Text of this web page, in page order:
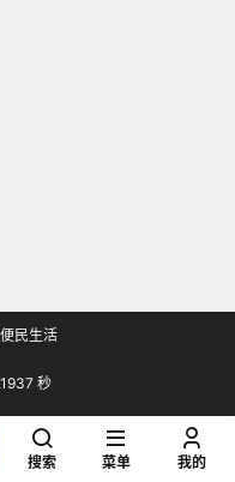
便民生活
秒
搜索 菜单 我的